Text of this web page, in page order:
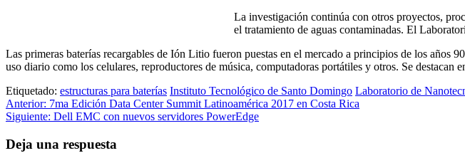
La investigación continúa con otros proyectos,
el tratamiento de aguas contaminadas. El
Las primeras baterías recargables de Ión Litio fueron puestas en el mercado a principios de los años
uso diario como los celulares, reproductores de música, computadoras portátiles y otros. Se
Etiquetado: estructuras para baterías Instituto Tecnológico de Santo Domingo Laboratorio de
Navegación
de
entradas
Anterior: 7ma Edición Data Center Summit Latinoamérica 2017 en Costa Rica
Siguiente: Dell EMC con nuevos servidores PowerEdge
Deja una respuesta